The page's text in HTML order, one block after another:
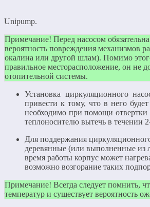
Unipump.
Примечание! Перед насосом
вероятность повреждения механизмов
окалина или другой шлам). Помимо
правильное месторасположение, он не
отопительной системы.
Установка циркуляционного
привести к тому, что в него
необходимо при помощи отвертки
теплоносителю вытечь в течении
Для поддержания
деревянные (или выполненные из
время работы корпус может
возможно возгорание таких
Примечание! Всегда следует помнить,
температур и существует вероятность